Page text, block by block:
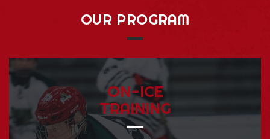
OUR PROGRAM
ON-ICE
TRAINING